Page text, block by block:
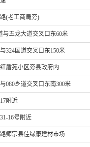
(老工商局旁)
与五龙大道交叉口东60米
324国道交叉口东150米
盾苑小区旁县政府内
080乡道交叉口东南300米
附近
16号附近
师宗县佳绿康建材市场